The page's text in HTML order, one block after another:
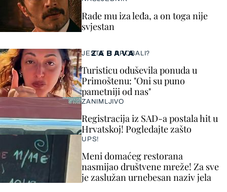
ZABAVA
JESTE LI PROBALI?
Turisticu oduševila ponuda u
Primoštenu: "Oni su puno
pametniji od nas"
ZANIMLJIVO
Registracija iz SAD-a postala hit u
Hrvatskoj! Pogledajte zašto
UPS!
Meni domaćeg restorana
nasmijao društvene mreže! Za sve
je zaslužan urnebesan naziv jela
Rade mu iza leđa, a on toga nije
svjestan